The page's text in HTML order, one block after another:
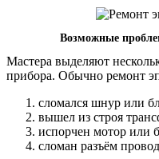
РЕМОНТ
РЕМОНТ
РЕМОНТ
РЕМОНТ
РЕМОНТ
РЕМОНТ
РЕМОНТ
РЕМОНТ
РЕМОНТ
УСТАНОВКА
РЕМОНТ
РЕМОНТ
Возможные
Мастера выделяют
прибора. Обычно ремонт
сломался шнур или
вышел из строя
испорчен мотор или
сломан разъём